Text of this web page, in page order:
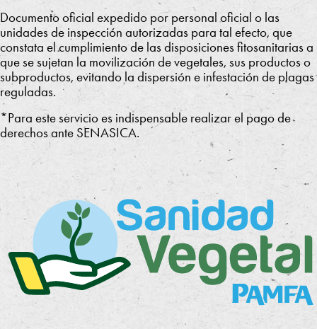
n
y
C
e
rt
c
a
ci
ó
n
Documento oficial expedido por personal oficial o las
unidades de inspección autorizadas para tal efecto, que
constata el cumplimiento de las disposiciones fitosanitarias a
que se sujetan la movilización de vegetales, sus productos o
subproductos, evitando la dispersión e infestación de plagas
reguladas.
*Para este servicio es indispensable realizar el pago de
derechos ante SENASICA.